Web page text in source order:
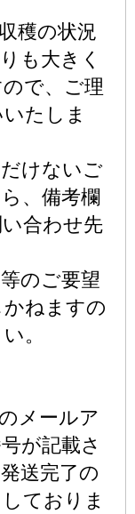
穫の状況
も大きく
で、ご理
たしま
けないご
、備考欄
合わせ先
のご要望
ねますの
。
メールア
が記載さ
送完了の
ておりま